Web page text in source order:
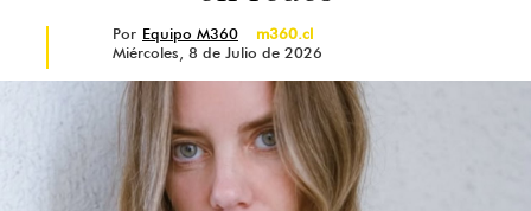
Por Equipo M360
m360.cl
Miércoles, 8 de Julio de 2026